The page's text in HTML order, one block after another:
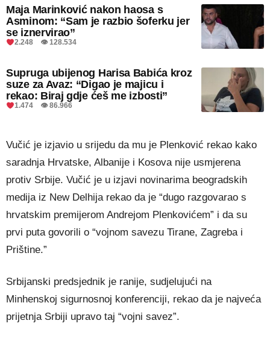
Maja Marinković nakon haosa s
Asminom: “Sam je razbio šoferku jer
se iznervirao”
2.248 👁 128.534
Supruga ubijenog Harisa Babića kroz
suze za Avaz: “Digao je majicu i
rekao: Biraj gdje ćeš me izbosti”
1.474 👁 86.966
Vučić je izjavio u srijedu da mu je Plenković rekao kako
saradnja Hrvatske, Albanije i Kosova nije usmjerena
protiv Srbije. Vučić je u izjavi novinarima beogradskih
medija iz New Delhija rekao da je “dugo razgovarao s
hrvatskim premijerom Andrejom Plenkovićem” i da su
prvi puta govorili o “vojnom savezu Tirane, Zagreba i
Prištine.”
Srbijanski predsjednik je ranije, sudjelujući na
Minhenskoj sigurnosnoj konferenciji, rekao da je najveća
prijetnja Srbiji upravo taj “vojni savez”.